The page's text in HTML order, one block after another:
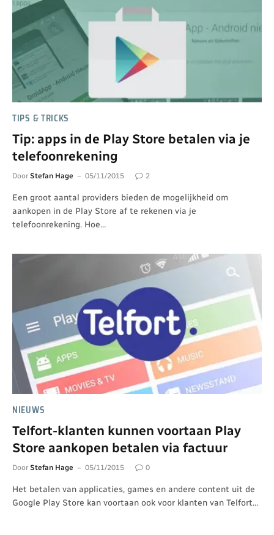
TIPS & TRICKS
Tip: apps in de Play Store betalen via je
telefoonrekening
Door Stefan Hage 05/11/2015 2
Een groot aantal providers bieden de mogelijkheid om
aankopen in de Play Store af te rekenen via je
telefoonrekening. Hoe…
NIEUWS
Telfort-klanten kunnen voortaan Play
Store aankopen betalen via factuur
Door Stefan Hage 05/11/2015 0
Het betalen van applicaties, games en andere content uit de
Google Play Store kan voortaan ook voor klanten van Telfort…